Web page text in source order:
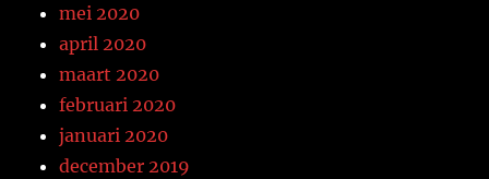
mei 2020
april 2020
maart 2020
februari 2020
januari 2020
december 2019